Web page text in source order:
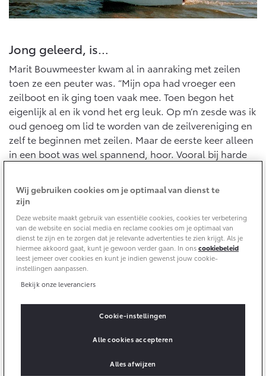
Vanaf € 39.995,- Vanaf € 36.495,-
Vanaf € 37.995,- Vanaf € 49.995,-
bZ4X
BATTERIJ-ELEKTRISCH
bZ4X Touring
BATTERIJ-ELEKTRISCH
10 jaar batterijgarantie
Toyota fabrieksgarantie
Onderdelen
Accessoires
Banden
Connected Services
MyToyota login
MyToyota App
Abonnementen
Multimedia
Connected check
Energie en slim laden
Verzekeren
Toyota Autoverzekering
Toyota Hybride Autoverzekering
Bedrijfswagens
Bedrijfswagens op maat
Financieren of leasen
Verzekeren
Jong geleerd, is…
Marit Bouwmeester kwam al in aanraking met zeilen
toen ze een peuter was. “Mijn opa had vroeger een
zeilboot en ik ging toen vaak mee. Toen begon het
eigenlijk al en ik vond het erg leuk. Op m’n zesde was ik
oud genoeg om lid te worden van de zeilvereniging en
zelf te beginnen met zeilen. Maar de eerste keer alleen
in een boot was wel spannend, hoor. Vooral bij harde
water. Lekker zelf sturen. Daar genoot ik van.”
Wij gebruiken cookies om je optimaal van dienst te
zijn
Deze website maakt gebruik van essentiële cookies, cookies ter verbetering
van de website en social media en reclame cookies om je optimaal van
dienst te zijn en te zorgen dat je relevante advertenties te zien krijgt. Als je
hiermee akkoord gaat, kunt je gewoon verder gaan. In onscookiebeleid
leest jemeer over cookies en kunt je indien gewenst jouw cookie-
instellingen aanpassen.
Bekijk onze leveranciers
Cookie-instellingen
Alles afwijzen
Alle cookies accepteren